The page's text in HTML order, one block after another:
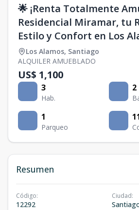
🌟 ¡Renta Totalmente
Residencial Miramar, tu
Estilo y Confort en Los
Los Alamos, Santiago
ALQUILER AMUEBLADO
US$ 1,100
3
Hab.
2
1
Parqueo
Resumen
Código:
12292
Ciudad: